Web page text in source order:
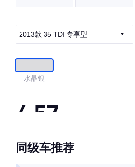
2013款 35 TDI 专享型
水晶银
4.57
·外观表现一般，低于83%同级车
同级车推荐